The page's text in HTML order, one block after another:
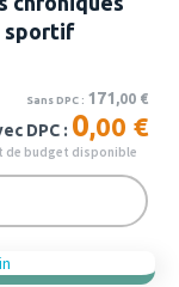
sportif
Sans DPC : 171 ,00 €
DPC : 0,00 €